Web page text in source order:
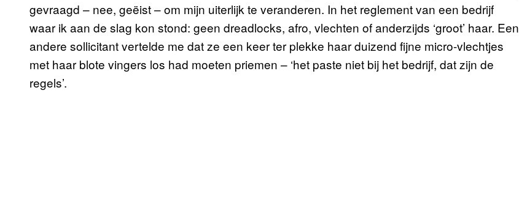
gevraagd – nee, geëist – om mijn uiterlijk te veranderen. In het reglement van een bedrijf
waar ik aan de slag kon stond: geen dreadlocks, afro, vlechten of anderzijds ‘groot’ haar. Een
andere sollicitant vertelde me dat ze een keer ter plekke haar duizend fijne micro-vlechtjes
met haar blote vingers los had moeten priemen – ‘het paste niet bij het bedrijf, dat zijn de
regels’.